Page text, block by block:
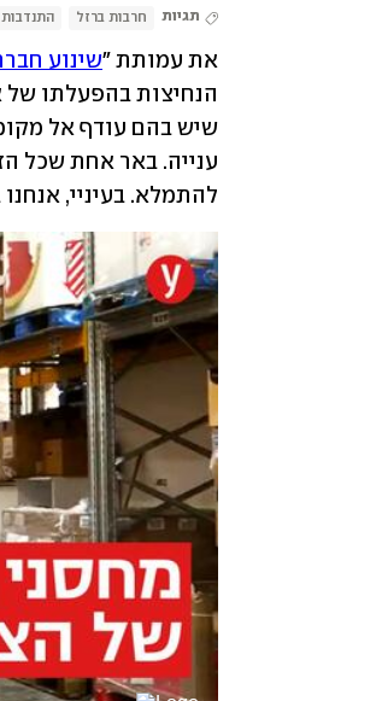
תגיות חרבות ברזל התנדבות
את עמותת "שינוע
להתמלא. בעיניי,